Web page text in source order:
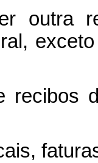
outra
recibos